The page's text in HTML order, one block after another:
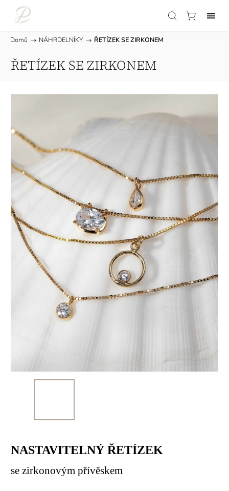
Domů / NÁHRDELNÍKY / ŘETÍZEK SE ZIRKONEM
ŘETÍZEK SE ZIRKONEM
NASTAVITELNÝ ŘETÍZEK
se zirkonovým přívěskem